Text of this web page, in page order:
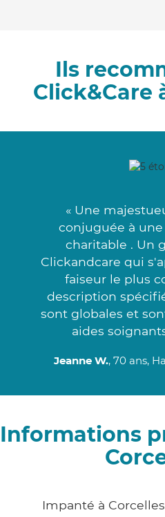
Ils
Click&Care
« Une
conjuguée à
charitable . Un
Clickandcare qui
faiseur le plus
description
sont globales et
aides
Jeanne W., 70 ans,
Informations
Impanté à